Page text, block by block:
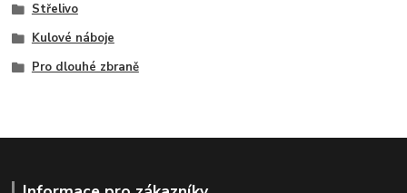
Střelivo
Kulové náboje
Pro dlouhé zbraně